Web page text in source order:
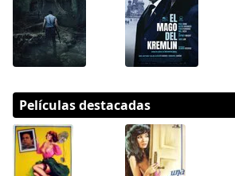
Películas destacadas